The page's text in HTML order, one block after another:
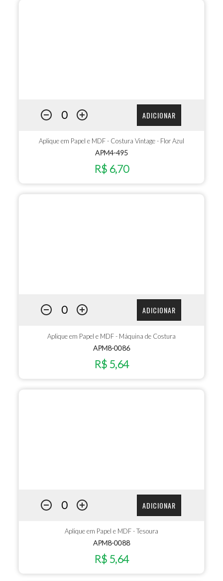
ADICIONAR
Aplique em Papel e MDF - Costura Vintage - Flor Azul
APM4-495
R$ 6,70
ADICIONAR
Aplique em Papel e MDF - Máquina de Costura
APM8-0086
R$ 5,64
ADICIONAR
Aplique em Papel e MDF - Tesoura
APM8-0088
R$ 5,64